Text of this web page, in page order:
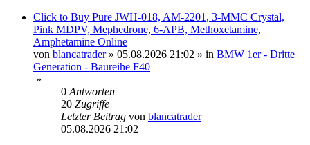
Click to Buy Pure JWH-018, AM-2201, 3-MMC Crystal,
Pink MDPV, Mephedrone, 6-APB, Methoxetamine,
Amphetamine Online
von blancatrader» 05.08.2026 21:02 » in BMW 1er - Dritte
Generation - Baureihe F40
»
0 Antworten
20 Zugriffe
Letzter Beitrag von blancatrader
05.08.2026 21:02